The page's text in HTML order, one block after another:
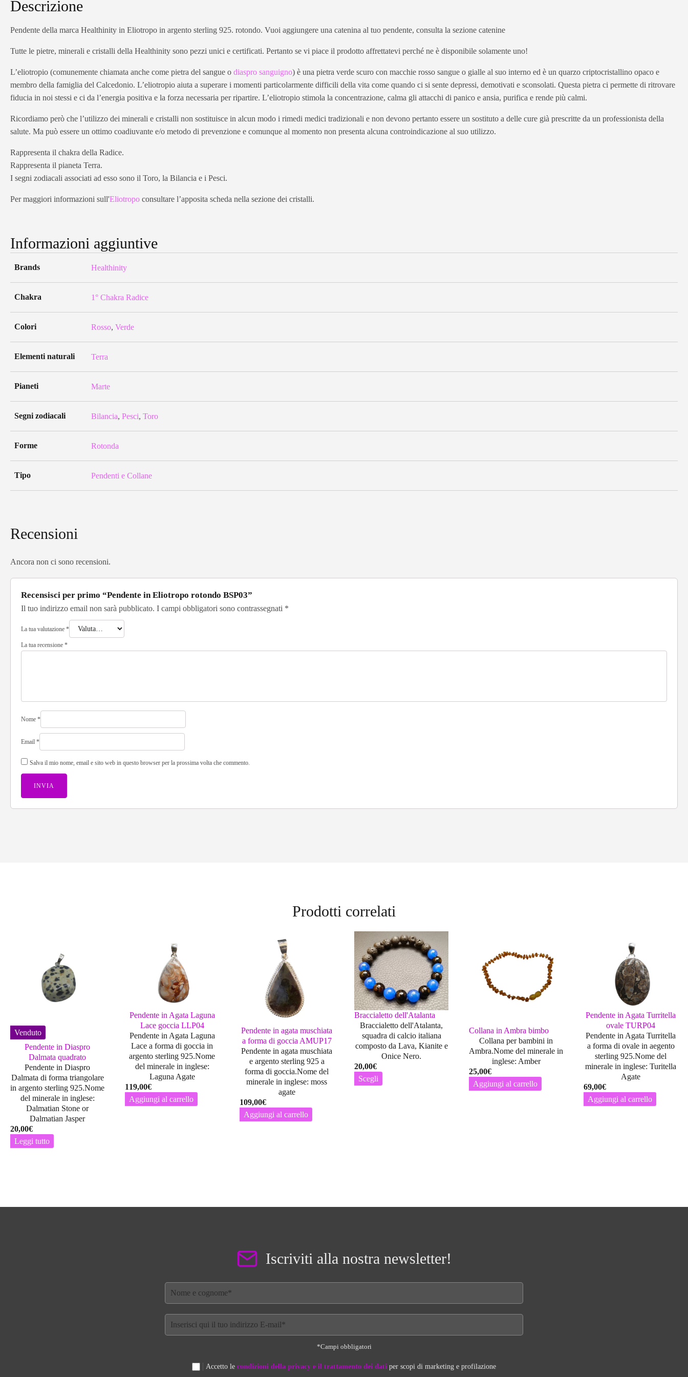
Descrizione
Pendente della marca Healthinity in Eliotropo in argento sterling 925. rotondo. Vuoi aggiungere una catenina al tuo pendente, consulta la sezione catenine
Tutte le pietre, minerali e cristalli della Healthinity sono pezzi unici e certificati. Pertanto se vi piace il prodotto affrettatevi perché ne è disponibile solamente uno!
L’eliotropio (comunemente chiamata anche come pietra del sangue o diaspro sanguigno) è una pietra verde scuro con macchie rosso sangue o gialle al suo interno ed è un quarzo criptocristallino opaco e
membro della famiglia del Calcedonio. L’eliotropio aiuta a superare i momenti particolarmente difficili della vita come quando ci si sente depressi, demotivati e sconsolati. Questa pietra ci permette di ritrovare
fiducia in noi stessi e ci da l’energia positiva e la forza necessaria per ripartire. L’eliotropio stimola la concentrazione, calma gli attacchi di panico e ansia, purifica e rende più calmi.
Ricordiamo però che l’utilizzo dei minerali e cristalli non sostituisce in alcun modo i rimedi medici tradizionali e non devono pertanto essere un sostituto a delle cure già prescritte da un professionista della
salute. Ma può essere un ottimo coadiuvante e/o metodo di prevenzione e comunque al momento non presenta alcuna controindicazione al suo utilizzo.
Rappresenta il chakra della Radice.
Rappresenta il pianeta Terra.
I segni zodiacali associati ad esso sono il Toro, la Bilancia e i Pesci.
Per maggiori informazioni sull'Eliotropo consultare l’apposita scheda nella sezione dei cristalli.
Informazioni aggiuntive
Brands Healthinity
Chakra 1° Chakra Radice
Colori Rosso, Verde
Elementi naturali Terra
Pianeti Marte
Segni zodiacali Bilancia, Pesci, Toro
Forme Rotonda
Tipo Pendenti e Collane
Recensioni
Ancora non ci sono recensioni.
Recensisci per primo “Pendente in Eliotropo rotondo BSP03”
Il tuo indirizzo email non sarà pubblicato. I campi obbligatori sono contrassegnati *
La tua valutazione *
La tua recensione *
Nome *
Email *
Salva il mio nome, email e sito web in questo browser per la prossima volta che commento.
Prodotti correlati
Venduto
Pendente in Diaspro
Dalmata quadrato
Pendente in Diaspro
Dalmata di forma triangolare
in argento sterling 925.Nome
del minerale in inglese:
Dalmatian Stone or
Dalmatian Jasper
20,00€
Leggi tutto
Pendente in Agata Laguna
Lace goccia LLP04
Pendente in Agata Laguna
Lace a forma di goccia in
argento sterling 925.Nome
del minerale in inglese:
Laguna Agate
119,00€
Aggiungi al carrello
Pendente in agata muschiata
a forma di goccia AMUP17
Pendente in agata muschiata
e argento sterling 925 a
forma di goccia.Nome del
minerale in inglese: moss
agate
109,00€
Aggiungi al carrello
Braccialetto dell'Atalanta
Braccialetto dell'Atalanta,
squadra di calcio italiana
composto da Lava, Kianite e
Onice Nero.
20,00€
Scegli
Collana in Ambra bimbo
Collana per bambini in
Ambra.Nome del minerale in
inglese: Amber
25,00€
Aggiungi al carrello
Pendente in Agata Turritella
ovale TURP04
Pendente in Agata Turritella
a forma di ovale in aegento
sterling 925.Nome del
minerale in inglese: Turitella
Agate
69,00€
Aggiungi al carrello
Iscriviti alla nostra newsletter!
*Campi obbligatori
Accetto le condizioni della privacy e il trattamento dei dati per scopi di marketing e profilazione